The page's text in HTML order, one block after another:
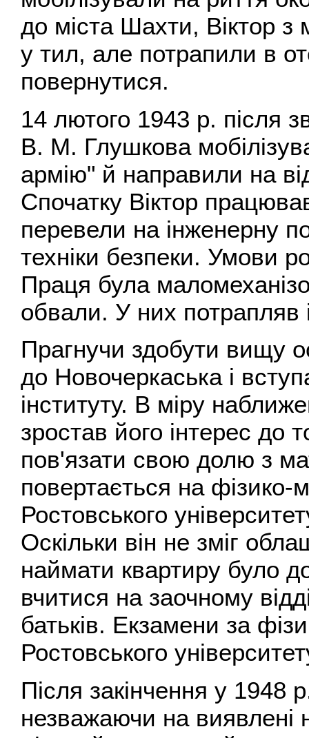
до міста Шахти, Віктор з
у тил, але потрапили в
повернутися.
14 лютого 1943 р. після
В. М. Глушкова
армію" й направили на
Спочатку Віктор
перевели на інженерну
техніки безпеки. Умови
Праця була
обвали. У них потрапляв
Прагнучи здобути вищу
до Новочеркаська і
інституту. В міру
зростав його інтерес до
пов'язати свою долю з
повертається на
Ростовського
Оскільки він не зміг
наймати квартиру було
вчитися на заочному
батьків. Екзамени за
Ростовського
Після закінчення у 1948
незважаючи на виявлені